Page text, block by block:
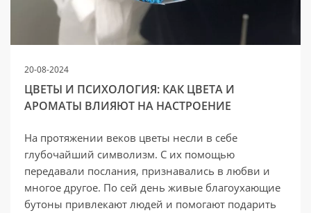
20-08-2024
ЦВЕТЫ И ПСИХОЛОГИЯ: КАК ЦВЕТА И
АРОМАТЫ ВЛИЯЮТ НА НАСТРОЕНИЕ
На протяжении веков цветы несли в себе
глубочайший символизм. С их помощью
передавали послания, признавались в любви и
многое другое. По сей день живые благоухающие
бутоны привлекают людей и помогают подарить